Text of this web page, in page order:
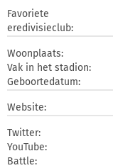
Favoriete
eredivisieclub:
Woonplaats:
Vak in het stadion:
Geboortedatum:
Website:
Twitter:
YouTube:
Battle: